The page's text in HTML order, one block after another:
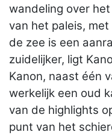
wandeling over
van het paleis,
de zee is een
zuidelijker, ligt
Kanon, naast één
werkelijk een oud
van de highlights
punt van het